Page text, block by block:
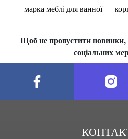
марка меблі для ванної
Щоб не пропустити новинки,
соціальних